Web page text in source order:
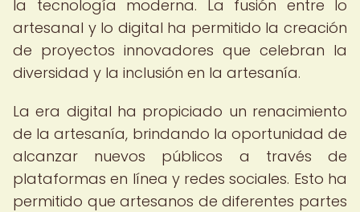
la tecnología moderna. La fusión entre lo
artesanal y lo digital ha permitido la creación
de proyectos innovadores que celebran la
diversidad y la inclusión en la artesanía.
La era digital ha propiciado un renacimiento
de la artesanía, brindando la oportunidad de
alcanzar nuevos públicos a través de
plataformas en línea y redes sociales. Esto ha
permitido que artesanos de diferentes partes